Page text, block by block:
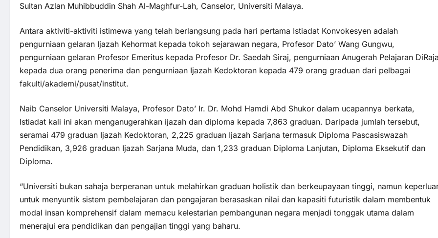
Sultan Azlan Muhibbuddin Shah Al-Maghfur-Lah, Canselor, Universiti Malaya.
Antara aktiviti-aktiviti istimewa yang telah berlangsung pada hari pertama Istiadat Konvokesyen adalah
pengurniaan gelaran Ijazah Kehormat kepada tokoh sejarawan negara, Profesor Dato’ Wang Gungwu,
pengurniaan gelaran Profesor Emeritus kepada Profesor Dr. Saedah Siraj, pengurniaan Anugerah Pelajaran
kepada dua orang penerima dan pengurniaan Ijazah Kedoktoran kepada 479 orang graduan dari pelbagai
fakulti/akademi/pusat/institut.
Naib Canselor Universiti Malaya, Profesor Dato’ Ir. Dr. Mohd Hamdi Abd Shukor dalam ucapannya berkata,
Istiadat kali ini akan menganugerahkan ijazah dan diploma kepada 7,863 graduan. Daripada jumlah tersebut,
seramai 479 graduan Ijazah Kedoktoran, 2,225 graduan Ijazah Sarjana termasuk Diploma Pascasiswazah
Pendidikan, 3,926 graduan Ijazah Sarjana Muda, dan 1,233 graduan Diploma Lanjutan, Diploma Eksekutif dan
Diploma.
“Universiti bukan sahaja berperanan untuk melahirkan graduan holistik dan berkeupayaan tinggi, namun
untuk menyuntik sistem pembelajaran dan pengajaran berasaskan nilai dan kapasiti futuristik dalam membentuk
modal insan komprehensif dalam memacu kelestarian pembangunan negara menjadi tonggak utama dalam
menerajui era pendidikan dan pengajian tinggi yang baharu.